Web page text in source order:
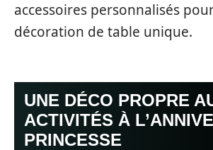
accessoires personnalisés
décoration de table unique.
UNE DÉCO PROPRE
ACTIVITÉS À
PRINCESSE